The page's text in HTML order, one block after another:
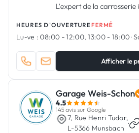
L’expert de la
HEURES D'OUVERTURE FERMÉ
Lu-ve : 08:00 - 12:00, 13:00 - 18:00·
Afficher le
Garage Weis-Schon
4.5
145 avis sur Google
7, Rue Henri Tudor,
L-5366 Munsbach
·